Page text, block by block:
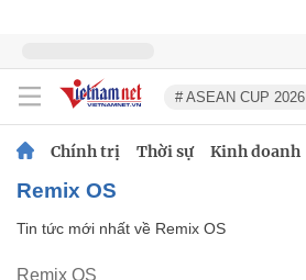
# ASEAN CUP 2026
Chính trị Thời sự Kinh doanh
Remix OS
Tin tức mới nhất về Remix OS
Remix OS